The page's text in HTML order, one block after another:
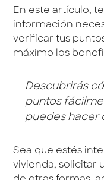
En este artículo,
información
verificar tus
máximo los
Descubrirás
puntos
puedes hacer
Sea que estés
vivienda, solicitar